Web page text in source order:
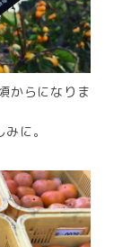
からになりま
に。